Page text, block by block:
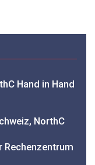
Hand in Hand
NorthC
Rechenzentrum